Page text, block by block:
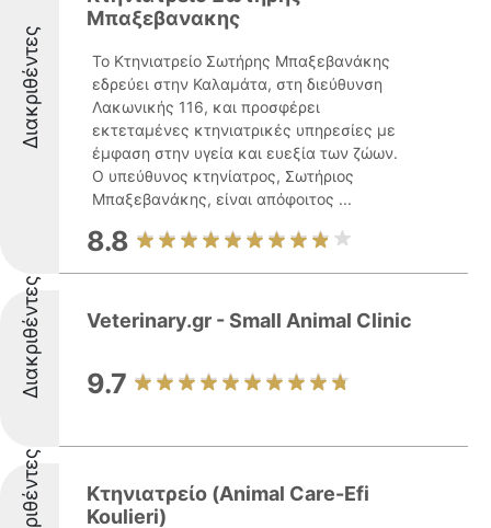
Διακριθέντες
Μπαξεβανακης
Το Κτηνιατρείο Σωτήρης Μπαξεβανάκης
εδρεύει στην Καλαμάτα, στη διεύθυνση
Λακωνικής 116, και προσφέρει
εκτεταμένες κτηνιατρικές υπηρεσίες με
έμφαση στην υγεία και ευεξία των ζώων.
Ο υπεύθυνος κτηνίατρος, Σωτήριος
Μπαξεβανάκης, είναι απόφοιτος ...
8.8
Διακριθέντες Veterinary.gr - Small Animal Clinic
9.7
Κτηνιατρείο (Animal Care-Efi
Koulieri)